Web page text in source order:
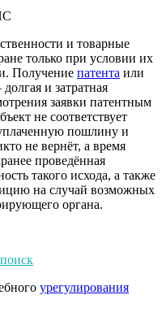
и товарные
только при условии их
Получение патента или
и затратная
заявки патентным
не соответствует
пошлину и
не вернёт, а время
проведённая
такого исхода, а также
на случай возможных
органа.
урегулирования